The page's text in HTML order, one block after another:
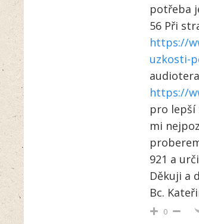
potřeba
56 Při
https://
uzkosti-
https://
pro lepší
mi
921 a
Děkuji a
Bc.
0